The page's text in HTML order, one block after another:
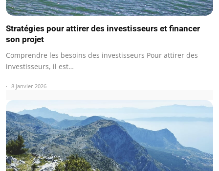
Stratégies pour attirer des investisseurs et financer
son projet
Comprendre les besoins des investisseurs Pour attirer des
investisseurs, il est…
8 janvier 2026